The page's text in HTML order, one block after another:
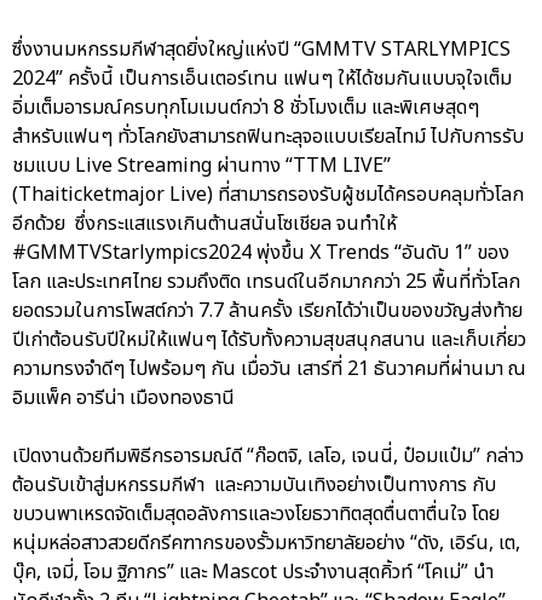
ซึ่งงานมหกรรมกีฬาสุดยิ่งใหญ่แห่งปี “GMMTV STARLYMPICS
2024” ครั้งนี้ เป็นการเอ็นเตอร์เทน แฟนๆ ให้ได้ชมกันแบบจุใจเต็ม
อิ่มเต็มอารมณ์ครบทุกโมเมนต์กว่า 8 ชั่วโมงเต็ม และพิเศษสุดๆ
สำหรับแฟนๆ ทั่วโลกยังสามารถฟินทะลุจอแบบเรียลไทม์ ไปกับการรับ
ชมแบบ Live Streaming ผ่านทาง “TTM LIVE”
(Thaiticketmajor Live) ที่สามารถรองรับผู้ชมได้ครอบคลุมทั่วโลก
อีกด้วย ซึ่งกระแสแรงเกินต้านสนั่นโซเชียล จนทำให้
#GMMTVStarlympics2024 พุ่งขึ้น X Trends “อันดับ 1” ของ
โลก และประเทศไทย รวมถึงติด เทรนด์ในอีกมากกว่า 25 พื้นที่ทั่วโลก
ยอดรวมในการโพสต์กว่า 7.7 ล้านครั้ง เรียกได้ว่าเป็นของขวัญส่งท้าย
ปีเก่าต้อนรับปีใหม่ให้แฟนๆ ได้รับทั้งความสุขสนุกสนาน และเก็บเกี่ยว
ความทรงจำดีๆ ไปพร้อมๆ กัน เมื่อวัน เสาร์ที่ 21 ธันวาคมที่ผ่านมา ณ
อิมแพ็ค อารีน่า เมืองทองธานี
เปิดงานด้วยทีมพิธีกรอารมณ์ดี “ก๊อตจิ, เลโอ, เจนนี่, ป๋อมแป๋ม” กล่าว
ต้อนรับเข้าสู่มหกรรมกีฬา และความบันเทิงอย่างเป็นทางการ กับ
ขบวนพาเหรดจัดเต็มสุดอลังการและวงโยธวาทิตสุดตื่นตาตื่นใจ โดย
หนุ่มหล่อสาวสวยดีกรีคฑากรของรั้วมหาวิทยาลัยอย่าง “ดัง, เอิร์น, เต,
บุ๊ค, เจมี่, โอม ฐิภากร” และ Mascot ประจำงานสุดคิ้วท์ “โคเม่” นำ